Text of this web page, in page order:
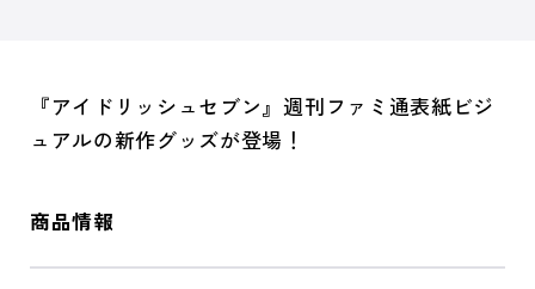
『アイドリッシュセブン』週刊ファミ通表紙ビジ
ュアルの新作グッズが登場！
商品情報